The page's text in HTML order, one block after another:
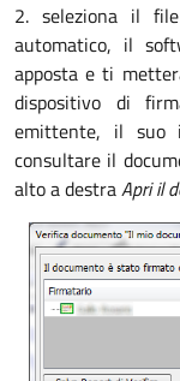
2. seleziona il
automatico, il
apposta e ti
dispositivo di
emittente, il suo
consultare il
alto a destraApri il